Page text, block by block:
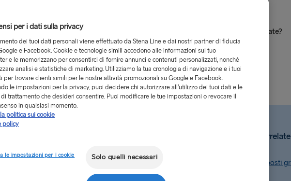
fanno i soci Platinum ad accedere alla corsia d’imbarco dedicata su rotte selezionate?
rotte:
a 6 m)
a 6 m)
Domande correlate
Come posso prenotare i posti
per i dati sulla privacy
dei tuoi dati personali viene effettuato da Stena Line e dai nostri partner di fiducia
e Facebook. Cookie e tecnologie simili accedono alle informazioni sul tuo
e le memorizzano per consentirci di fornire annunci e contenuti personalizzati, nonché
analisi e statistiche di marketing. Utilizziamo la tua cronologia di navigazione e i tuoi
per trovare clienti simili per le nostre attività promozionali su Google e Facebook.
le impostazioni per la privacy, puoi decidere chi autorizzare all’utilizzo dei tuoi dati e le
trattamento che desideri consentire. Puoi modificare le tue impostazioni o revocare il
in qualsiasi momento.
politica sui cookie
policy
le impostazioni per i cookie Solo quelli necessari